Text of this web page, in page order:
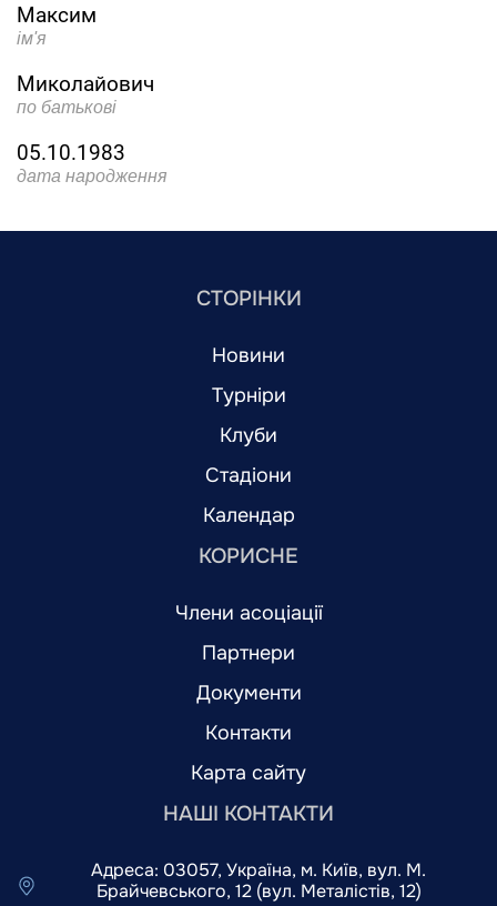
Максим
ім'я
Миколайович
по батькові
05.10.1983
дата народження
СТОРІНКИ
Новини
Турніри
Клуби
Стадіони
Календар
КОРИСНЕ
Члени асоціації
Партнери
Документи
Контакти
Карта сайту
НАШІ КОНТАКТИ
Адреса: 03057, Україна, м. Київ, вул. М.
Брайчевського, 12 (вул. Металістів, 12)